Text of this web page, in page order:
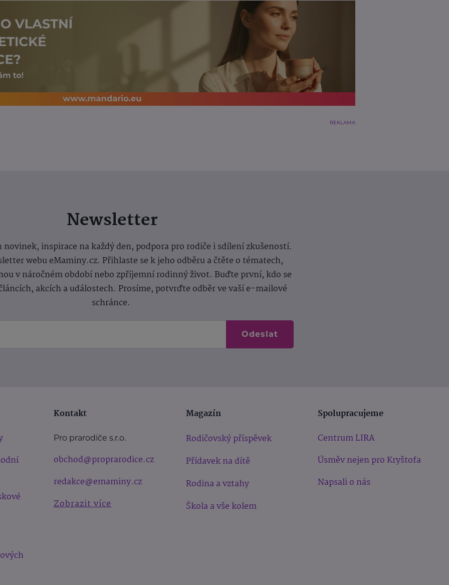
REKLAMA
Newsletter
novinek, inspirace na každý den, podpora pro rodiče i sdílení zkušeností.
webu eMaminy.cz. Přihlaste se k jeho odběru a čtěte o tématech,
v náročném období nebo zpříjemní rodinný život. Buďte první, kdo se
akcích a událostech. Prosíme, potvrďte odběr ve vaší e-mailové
schránce.
Odeslat
Kontakt
Pro prarodiče s.r.o.
obchod@proprarodice.cz
redakce@emaminy.cz
Zobrazit více
Magazín
Rodičovský příspěvek
Přídavek na dítě
Rodina a vztahy
Škola a vše kolem
Spolupracujeme
Centrum LIRA
Úsměv nejen pro Kryštofa
Napsali o nás